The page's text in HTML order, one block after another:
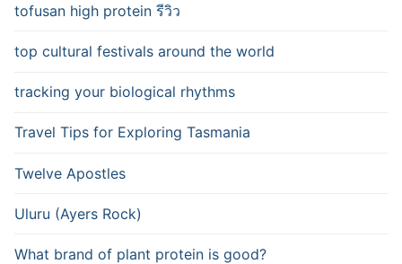
tofusan high protein รีวิว
top cultural festivals around the world
tracking your biological rhythms
Travel Tips for Exploring Tasmania
Twelve Apostles
Uluru (Ayers Rock)
What brand of plant protein is good?